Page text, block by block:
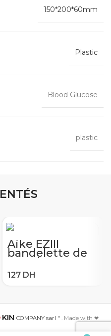
150*200*60mm
Plastic
Blood Glucose
plastic
Aike EZIII
bandelette de
test de
glycémie 50
bandelette de
domicile EZ3
testeur de
glycémie stri de
KIN COMPANY sarl " . Made with ❤